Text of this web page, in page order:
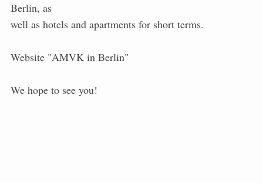
Berlin, as
well as hotels and apartments for short terms.
Website "AMVK in Berlin"
We hope to see you!